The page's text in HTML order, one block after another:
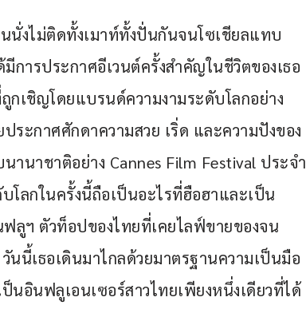
งไม่ติดทั้งเมาท์ทั้งปั่นกันจนโซเชียลแทบ
ารประกาศอีเวนต์ครั้งสำคัญในชีวิตของเธอ
เชิญโดยแบรนด์ความงามระดับโลกอย่าง
ระกาศศักดาความสวย เริ่ด และความปังของ
นาชาติอย่าง Cannes Film Festival ประจำ
โลกในครั้งนี้ถือเป็นอะไรที่ฮือฮาและเป็น
ลูฯ ตัวท็อปของไทยที่เคยไลฟ์ขายของจน
นี้เธอเดินมาไกลด้วยมาตรฐานความเป็นมือ
อินฟลูเอนเซอร์สาวไทยเพียงหนึ่งเดียวที่ได้